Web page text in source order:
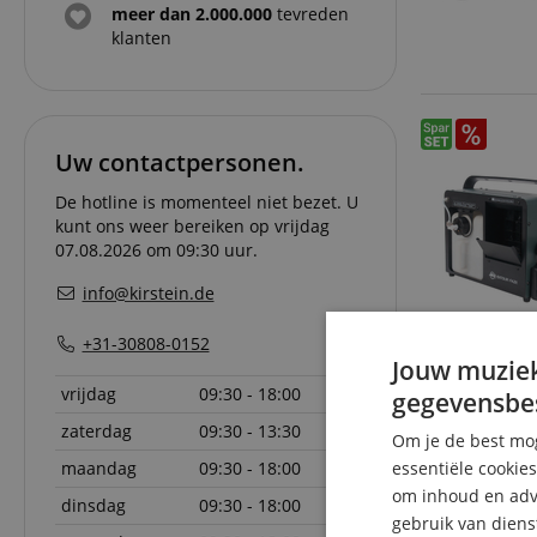
meer dan 2.000.000 tevreden
klanten
Uw contactpersonen.
De hotline is momenteel niet bezet. U
kunt ons weer bereiken op vrijdag
07.08.2026 om 09:30 uur.
info@kirstein.de
+31-30808-0152
vrijdag
09:30 - 18:00
zaterdag
09:30 - 13:30
maandag
09:30 - 18:00
dinsdag
09:30 - 18:00
Jouw
Om je de best
essentiële
om inhoud en
gebruik van